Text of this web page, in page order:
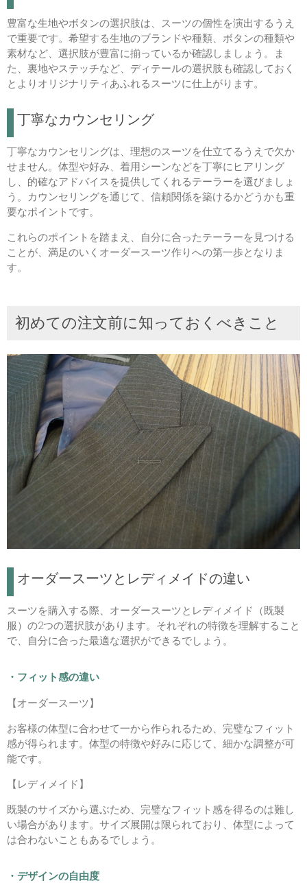
豊富な生地やボタンの選択肢は、スーツの個性を演出するうえ
で重要です。希望する生地のブランドや種類、ボタンの種類や
素材など、選択肢が豊富に揃っているか確認しましょう。ま
た、裏地やステッチなど、ディテールの選択肢も確認しておく
とよりオリジナリティあふれるスーツに仕上がります。
丁寧なカウンセリング
丁寧なカウンセリングは、理想のスーツを仕立てるうえで欠か
せません。体型や好み、着用シーンなどを丁寧にヒアリング
し、的確なアドバイスを提供してくれるテーラーを選びましょ
う。カウンセリングを通じて、信頼関係を築けるかどうかも重
要なポイントです。
これらのポイントを踏まえ、自分に合ったテーラーを見つける
ことが、満足のいくオーダースーツ作りへの第一歩となりま
す。
初めての注文前に知っておくべきこと
オーダースーツとレディメイドの違い
スーツを購入する際、オーダースーツとレディメイド（既製
服）の2つの選択肢があります。それぞれの特徴を理解すること
で、自分に合った最適な選択ができるでしょう。
・フィット感の違い
【オーダースーツ】
お客様の体型に合わせて一から作られるため、完璧なフィット
感が得られます。体型の特徴や好みに応じて、細かな調整が可
能です。
【レディメイド】
既製のサイズから選ぶため、完璧なフィット感を得るのは難し
い場合があります。サイズ展開は限られており、体型によって
は合わないこともあるでしょう。
・デザインの自由度